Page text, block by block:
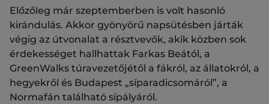
Előzőleg már szeptemberben is volt hasonló
kirándulás. Akkor gyönyörű napsütésben járták
végig az útvonalat a résztvevők, akik közben sok
érdekességet hallhattak Farkas Beától, a
GreenWalks túravezetőjétől a fákról, az állatokról, a
hegyekről és Budapest „síparadicsomáról”, a
Normafán található sípályáról.